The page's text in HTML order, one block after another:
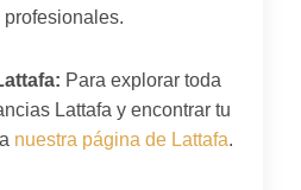
Para explorar toda
Lattafa y encontrar tu
nuestra página de Lattafa.